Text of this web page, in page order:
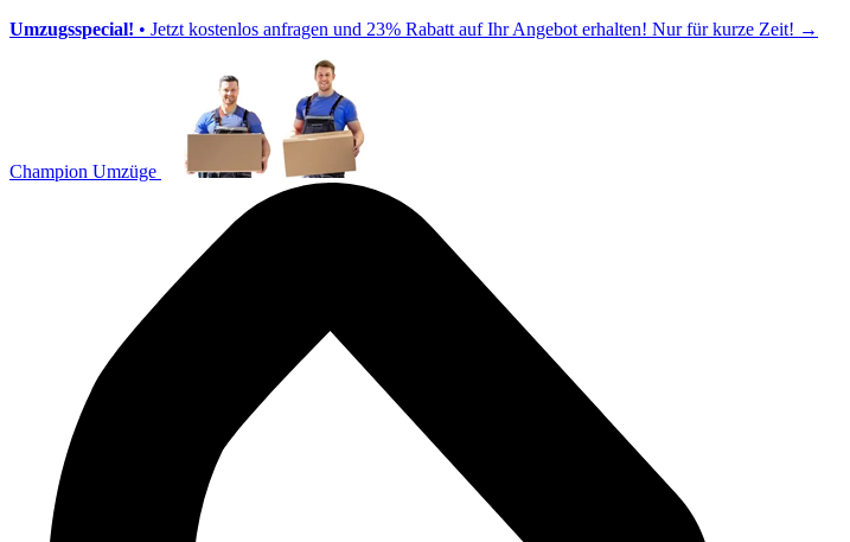
Umzugsspecial! • Jetzt kostenlos anfragen und 23% Rabatt auf Ihr Angebot erhalten! Nur für kurze Zeit! →
Champion Umzüge